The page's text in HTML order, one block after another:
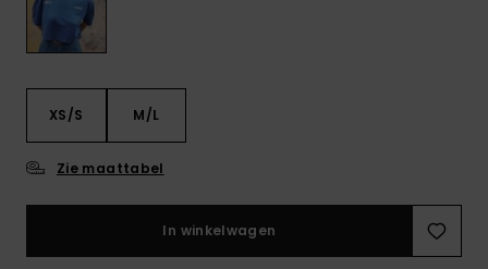
XS/S M/L
Zie maattabel
In winkelwagen